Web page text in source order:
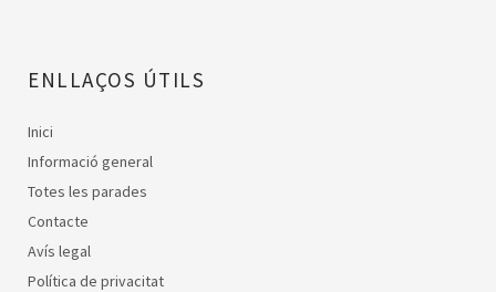
ENLLAÇOS ÚTILS
Inici
Informació general
Totes les parades
Contacte
Avís legal
Política de privacitat